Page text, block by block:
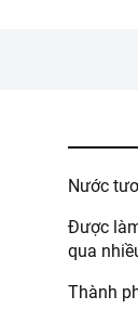
Nước
Được
qua
Thành